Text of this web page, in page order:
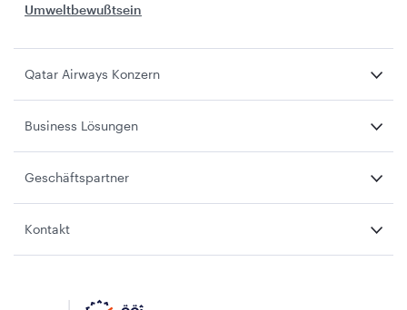
Umweltbewußtsein
Qatar Airways Konzern
Business Lösungen
Geschäftspartner
Kontakt